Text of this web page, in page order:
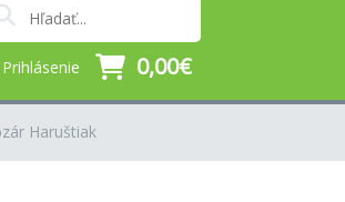
Prihlásenie 0,00€
Haruštiak